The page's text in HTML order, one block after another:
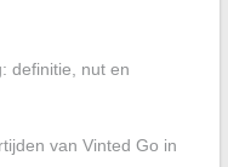
definitie, nut en
van Vinted Go in